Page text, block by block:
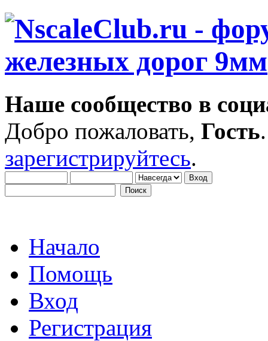
Наше сообщество в
Добро пожаловать, Гость
зарегистрируйтесь.
Начало
Помощь
Вход
Регистрация